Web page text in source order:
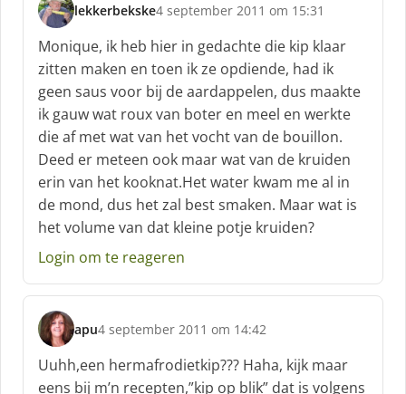
lekkerbekske
s
c
h
r
e
e
f
:
4 september 2011 om 15:31
Monique, ik heb hier in gedachte die kip klaar
zitten maken en toen ik ze opdiende, had ik
geen saus voor bij de aardappelen, dus maakte
ik gauw wat roux van boter en meel en werkte
die af met wat van het vocht van de bouillon.
Deed er meteen ook maar wat van de kruiden
erin van het kooknat.Het water kwam me al in
de mond, dus het zal best smaken. Maar wat is
het volume van dat kleine potje kruiden?
Login om te reageren
apu
s
c
h
4 september 2011 om 14:42
Uuhh,een hermafrodietkip??? Haha, kijk maar
eens bij m’n recepten,”kip op blik” dat is volgens